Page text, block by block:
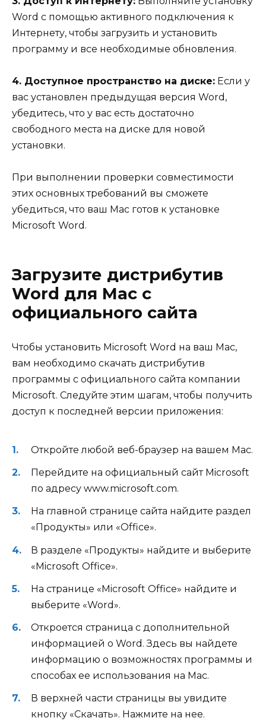
Word с помощью активного подключения к
Интернету, чтобы загрузить и установить
программу и все необходимые обновления.
4. Доступное пространство на диске: Если у
вас установлен предыдущая версия Word,
убедитесь, что у вас есть достаточно
свободного места на диске для новой
установки.
При выполнении проверки совместимости
этих основных требований вы сможете
убедиться, что ваш Mac готов к установке
Microsoft Word.
Загрузите дистрибутив
Word для Mac с
официального сайта
Чтобы установить Microsoft Word на ваш Mac,
вам необходимо скачать дистрибутив
программы с официального сайта компании
Microsoft. Следуйте этим шагам, чтобы получить
доступ к последней версии приложения:
Откройте любой веб-браузер на вашем Mac.
Перейдите на официальный сайт Microsoft
по адресу www.microsoft.com.
На главной странице сайта найдите раздел
«Продукты» или «Office».
В разделе «Продукты» найдите и выберите
«Microsoft Office».
На странице «Microsoft Office» найдите и
выберите «Word».
Откроется страница с дополнительной
информацией о Word. Здесь вы найдете
информацию о возможностях программы и
способах ее использования на Mac.
В верхней части страницы вы увидите
кнопку «Скачать». Нажмите на нее.